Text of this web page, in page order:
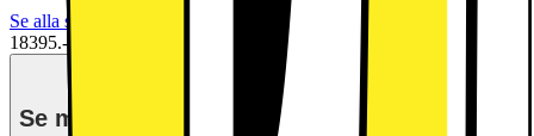
Se alla specifikationer
18395.-
Se månadspris vid delbetalning.